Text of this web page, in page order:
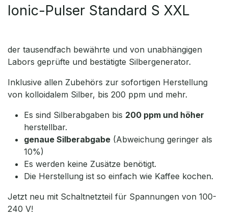
Ionic-Pulser Standard S XXL
der tausendfach bewährte und von unabhängigen
Labors geprüfte und bestätigte Silbergenerator.
Inklusive allen Zubehörs zur sofortigen Herstellung
von kolloidalem Silber, bis 200 ppm und mehr.
Es sind Silberabgaben bis 200 ppm und höher
herstellbar.
genaue Silberabgabe (Abweichung geringer als
10%)
Es werden keine Zusätze benötigt.
Die Herstellung ist so einfach wie Kaffee kochen.
Jetzt neu mit Schaltnetzteil für Spannungen von 100-
240 V!